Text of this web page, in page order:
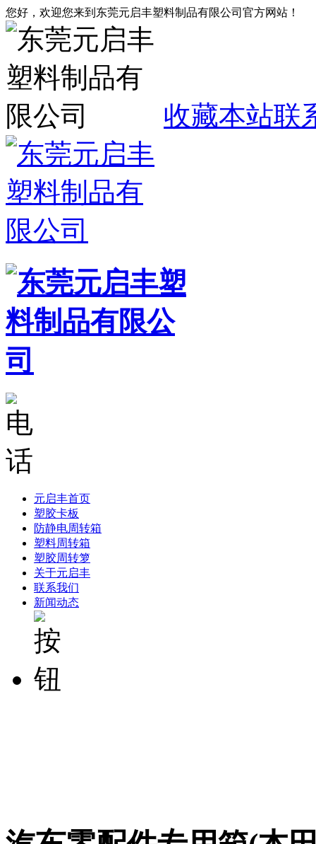
您好，欢迎您来到东莞元启丰塑料制品有限公司官方网站！
收藏本站联
元启丰首页
塑胶卡板
防静电周转箱
塑料周转箱
塑胶周转箩
关于元启丰
联系我们
新闻动态